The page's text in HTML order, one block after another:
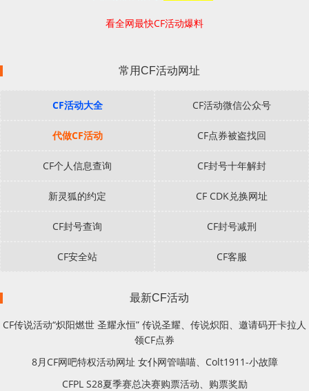
看全网最快CF活动爆料
常用CF活动网址
CF活动大全 CF活动微信公众号
代做CF活动 CF点券被盗找回
CF个人信息查询 CF封号十年解封
新灵狐的约定 CF CDK兑换网址
CF封号查询 CF封号减刑
CF安全站 CF客服
最新CF活动
CF传说活动“炽阳燃世 圣耀永恒” 传说圣耀、传说炽阳、邀请码开卡拉人
领CF点券
8月CF网吧特权活动网址 女仆网管喵喵、Colt1911-小故障
CFPL S28夏季赛总决赛购票活动、购票奖励